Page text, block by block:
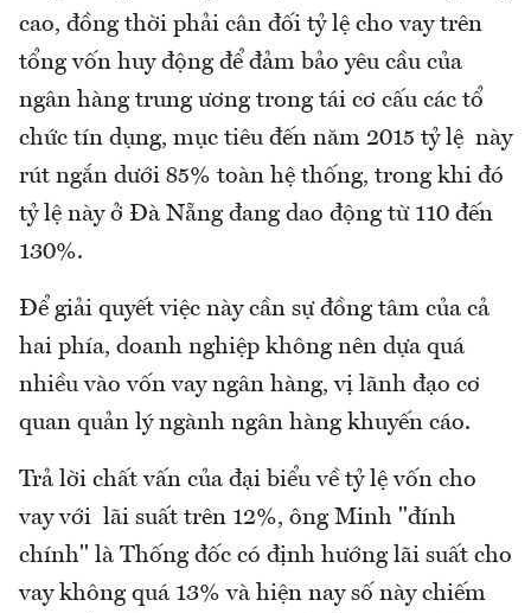
cao, đồng thời phải cân đối tỷ lệ cho vay trên
tổng vốn huy động để đảm bảo yêu cầu của
ngân hàng trung ương trong tái cơ cấu các tổ
chức tín dụng, mục tiêu đến năm 2015 tỷ lệ này
rút ngắn dưới 85% toàn hệ thống, trong khi đó
tỷ lệ này ở Đà Nẵng đang dao động từ 110 đến
130%.
Để giải quyết việc này cần sự đồng tâm của cả
hai phía, doanh nghiệp không nên dựa quá
nhiều vào vốn vay ngân hàng, vị lãnh đạo cơ
quan quản lý ngành ngân hàng khuyến cáo.
Trả lời chất vấn của đại biểu về tỷ lệ vốn cho
vay với lãi suất trên 12%, ông Minh "đính
chính" là Thống đốc có định hướng lãi suất cho
vay không quá 13% và hiện nay số này chiếm